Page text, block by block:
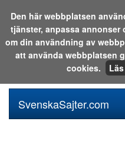
Sök i katalogen eller på
SvenskaSajter.com
Den här webbplatsen
tjänster, anpassa
om din användning av
att använda webbplatsen
cookies.